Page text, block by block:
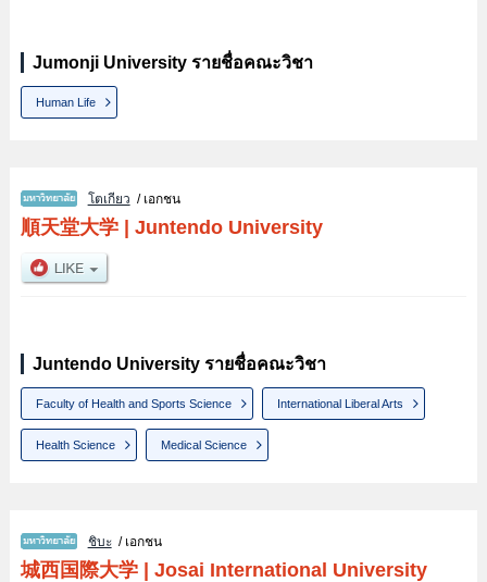
Jumonji University รายชื่อคณะวิชา
Human Life
โตเกียว / เอกชน
順天堂大学| Juntendo University
Juntendo University รายชื่อคณะวิชา
Faculty of Health and Sports Science International Liberal Arts
Health Science Medical Science
ชิบะ/ เอกชน
城西国際大学| Josai International University